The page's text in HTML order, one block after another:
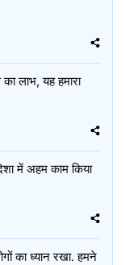
लाभ, यह हमारा
में अहम काम किया
का ध्यान रखा. हमने